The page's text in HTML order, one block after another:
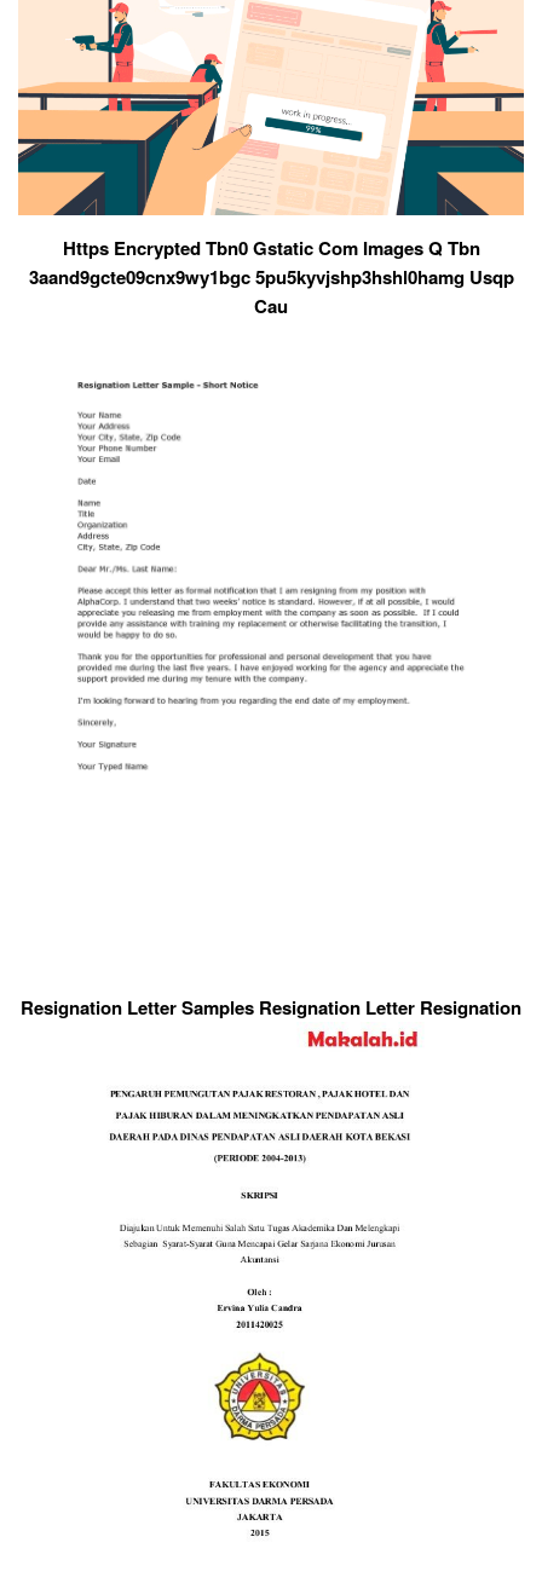
Https Encrypted Tbn0 Gstatic Com Images Q Tbn
3aand9gcte09cnx9wy1bgc 5pu5kyvjshp3hshl0hamg Usqp
Cau
Resignation Letter Samples Resignation Letter Resignation